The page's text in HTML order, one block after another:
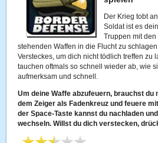
Der Krieg tobt
Soldat ist es
Truppen mit
stehenden Waffen in die Flucht zu
Versteckes, um dich nicht tödlich treffen zu
tauchen oftmals so schnell wieder ab, wie
aufmerksam und schnell.
Um deine Waffe abzufeuern, brauchst du
dem Zeiger als Fadenkreuz und feuere
der Space-Taste kannst du nachladen
wechseln. Willst du dich verstecken,